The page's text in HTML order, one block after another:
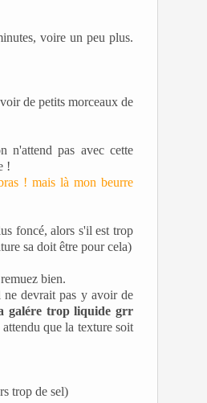
voire un peu plus.
de petits morceaux de
n'attend pas avec cette
!
! mais là mon beurre
foncé, alors s'il est trop
sa doit être pour cela)
bien.
devrait pas y avoir de
galére trop liquide grr
que la texture soit
trop de sel)